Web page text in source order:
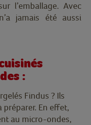
l’emballage. Avec
jamais été aussi
:
Findus ? Ils
préparer. En effet,
au micro-ondes,